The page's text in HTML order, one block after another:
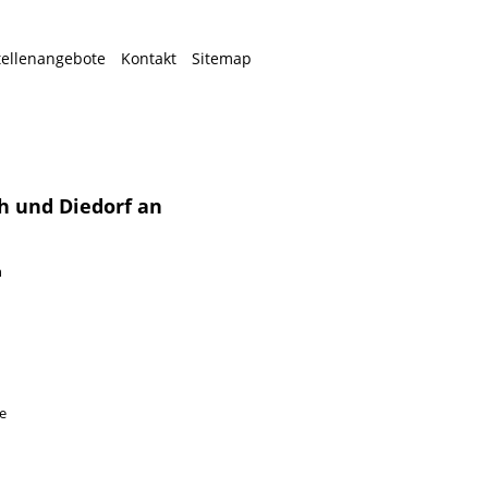
Kontakt Sitemap
und Diedorf an